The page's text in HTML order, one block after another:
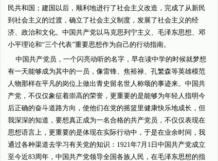
民共和国；建国以后，顺利地进行了社会主义改造，完成了从新民
到社会主义的过渡，确立了社会主义制度，发展了社会主义的经
济、政治和文化。中国共产党以马克思列宁主义、毛泽东思想、邓
小平理论和“三个代表”重要思想作为自己的行动指南。
中国共产党员，一个闪亮动听的名字，早在读中学的时候就梦想
有一天能够成为其中的一员，像雷锋、焦裕禄、孔繁森等英雄模范
人物那样在平凡的岗位上做出青史留名世人称颂的事迹来。中国共
产党，不仅仅象征着崇高的荣誉，更重要的是能够为年轻人指明今
后正确的奋斗道路方向，使他们在党的摇篮里健康快乐地成长，但
我深深的知道，要想真正成为一名合格的共产党员，不仅仅表现在
思想语言上，更重要的是体现在实际行动中，于是在业余时间，我
通过各种渠道去学习有关党的知识：1921年7月1日中国共产党成立
至今近83周年，中国共产党领导全国各族人民，在毛泽东思想的指